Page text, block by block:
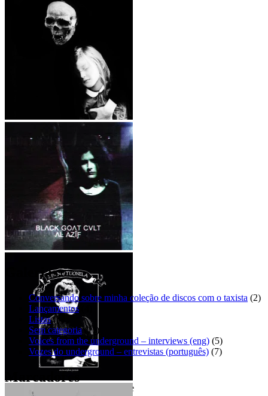
흰색 죽음 – 아버지
Swan of Tuonela – An incomplete
Galerias:
Conversando sobre minha coleção de discos com o taxista (2)
Lançamentos
Listas(4)
Sem categoria(11)
Voices from the underground – interviews (eng) (5)
Vozes do underground – entrevistas (português) (7)
Marcadores